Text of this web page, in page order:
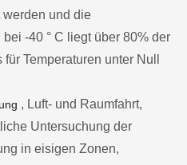
werden und die
-40 ° C liegt über 80% der
Temperaturen unter Null
, Luft- und Raumfahrt,
Untersuchung der
in eisigen Zonen,